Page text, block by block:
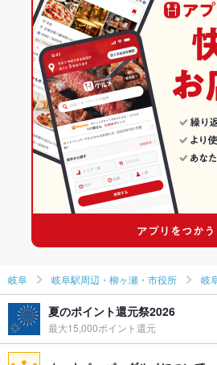
しゃぶしゃぶ・すき焼き
岐阜駅周辺・柳ヶ瀬・市役所 × 和食
岐阜駅周辺・柳ヶ瀬・市役所 × しゃぶ
岐阜駅 × 和食
岐阜駅 × しゃぶしゃぶ・すき焼き
岐阜 × 居酒屋
岐阜 × 和風
岐阜 × 和食
岐阜 × しゃぶしゃぶ・すき焼き
岐阜駅周辺・柳ヶ瀬・市役所のグルメラ
岐阜駅周辺・柳ヶ瀬・市役所の居酒屋ラ
岐阜駅のグルメランキング
岐阜駅の居酒屋ランキング
岐阜 岐阜駅周辺・柳ヶ瀬・市役所 岐
夏のポイント還元祭2026
最大15,000ポイント還元